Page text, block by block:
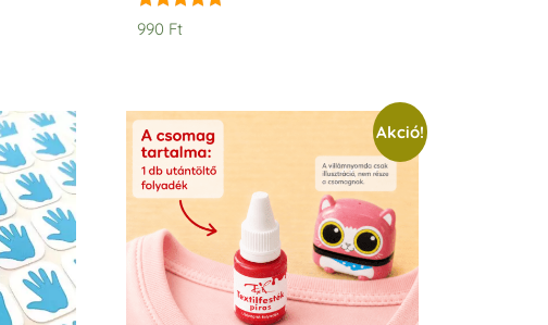
Értékelés:
5.00
990 Ft
Akció!